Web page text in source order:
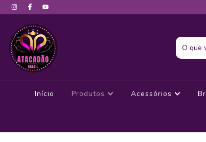
Início Produtos Acessórios